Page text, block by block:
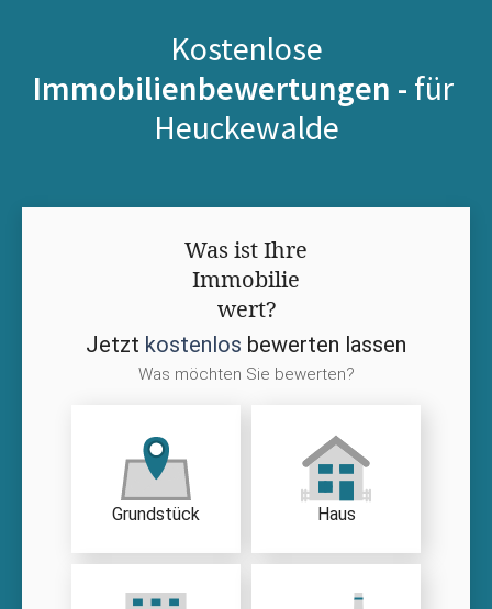
Kostenlose
Immobilienbewertungen - für
Heuckewalde
Was ist Ihre
Immobilie
wert?
Jetzt kostenlos bewerten lassen
Was möchten Sie bewerten?
Grundstück Haus